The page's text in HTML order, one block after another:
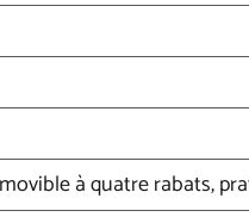
à quatre rabats,